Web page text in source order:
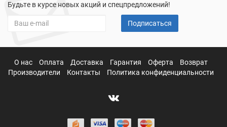
Будьте в курсе новых акций и спецпредложений!
Подписаться
О нас Оплата Доставка Гарантия Оферта
Возврат
Производители
Контакты Политика конфиденциальности